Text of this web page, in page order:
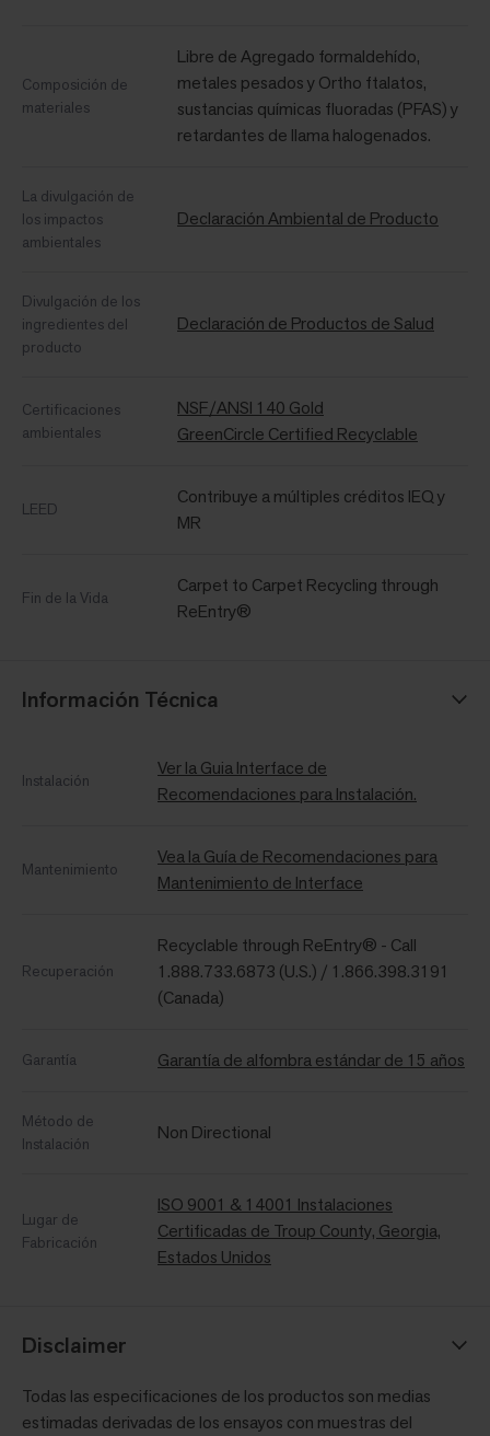
Composición de
materiales
Libre de Agregado formaldehído,
metales pesados ​​y Ortho ftalatos,
sustancias químicas fluoradas (PFAS) y
retardantes de llama halogenados.
La divulgación de
los impactos
ambientales
Declaración Ambiental de Producto
Divulgación de los
ingredientes del
producto
Declaración de Productos de Salud
Certificaciones
ambientales
NSF/ANSI 140 Gold
GreenCircle Certified Recyclable
LEED
Contribuye a múltiples créditos IEQ y
MR
Fin de la Vida
Carpet to Carpet Recycling through
ReEntry®
Información Técnica
Instalación
Ver la Guia Interface de
Recomendaciones para Instalación.
Mantenimiento
Vea la Guía de Recomendaciones para
Mantenimiento de Interface
Recuperación
Recyclable through ReEntry® - Call
1.888.733.6873 (U.S.) / 1.866.398.3191
(Canada)
Garantía Garantía de alfombra estándar de 15 años
Método de
Instalación
Non Directional
Lugar de
Fabricación
ISO 9001 & 14001 Instalaciones
Certificadas de Troup County, Georgia,
Estados Unidos
Disclaimer
Todas las especificaciones de los productos son medias
estimadas derivadas de los ensayos con muestras del